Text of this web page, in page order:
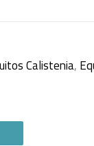
Calistenia,